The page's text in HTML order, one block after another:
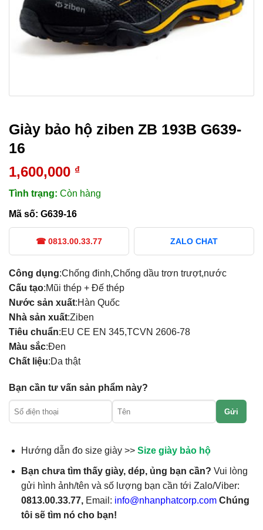
Giày bảo hộ ziben ZB 193B G639-
16
1,600,000 ₫
Tình trạng: Còn hàng
Mã số: G639-16
☎ 0813.00.33.77 ZALO CHAT
Công dụng:Chống đinh,Chống dầu trơn trượt,nước
Cấu tạo:Mũi thép + Đế thép
Nước sản xuất:Hàn Quốc
Nhà sản xuất:Ziben
Tiêu chuẩn:EU CE EN 345,TCVN 2606-78
Màu sắc:Đen
Chất liệu:Da thật
Bạn cần tư vấn sản phẩm này?
Gửi
Hướng dẫn đo size giày >> Size giày bảo hộ
Bạn chưa tìm thấy giày, dép, ủng bạn cần? Vui lòng
gửi hình ảnh/tên và số lượng bạn cần tới Zalo/Viber:
0813.00.33.77, Email: info@nhanphatcorp.com Chúng
tôi sẽ tìm nó cho bạn!